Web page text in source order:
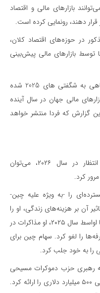
که می‌توانند بازارهای مالی و اقتصاد
دهند، رونمایی کرده است.
در حوزه‌های اقتصاد کلان،
توسط بازارهای مالی پیش‌بینی
در بخش نخست از این گزارش ابتدا نگاهی به شگفتی های 2025 شده
اثرگذار بر بازارهای مالی جهان در سال آینده
گزارش که فردا منتشر خواهد
قبل از پرداختن به ۱۰ شگفتی مورد انتظار در سال ۲۰۲۶، می‌توان
را -به ویژه علیه چین-
آن بر هزینه‌های زندگی، او را
مجبور به تجدیدنظر در این موضوع کرد. تا اواسط سال ۲۰۲۵، او مذاکرات در
را لغو کرد. سهام چین برای
را به خود جلب کرد.
به رهبری حزب دموکرات مسیحی
آلمان ترمز بدهی را کشید و یک بسته مالی ۵۰۰ میلیارد دلاری را ارائه کرد.